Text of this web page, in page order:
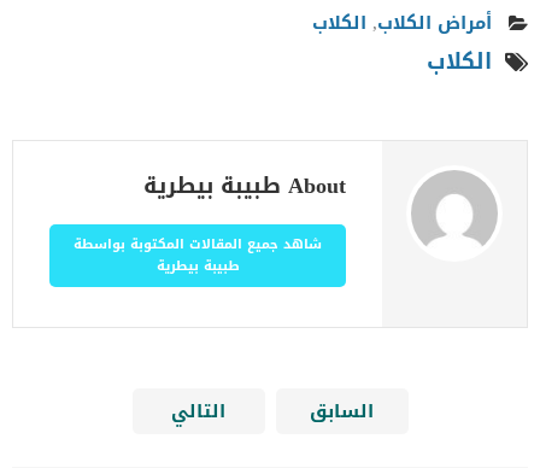
أمراض الكلاب, الكلاب
الكلاب
About طبيبة بيطرية
شاهد جميع المقالات المكتوبة بواسطة
طبيبة بيطرية
السابق التالي